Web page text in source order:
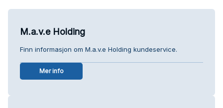
M.a.v.e Holding
Finn informasjon om M.a.v.e Holding kundeservice.
Mer info